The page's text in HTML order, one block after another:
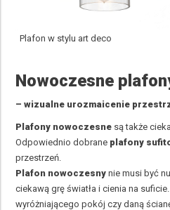
Plafon w stylu art deco
Nowoczesne
– wizualne urozmaicenie
Plafony nowoczesne są także
Odpowiednio dobrane plafony
przestrzeń.
Plafon nowoczesny nie musi być
ciekawą grę światła i cienia na
wyróżniającego pokój czy daną